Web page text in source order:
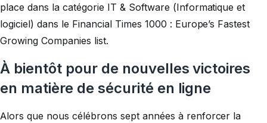
place dans la catégorie IT & Software (Informatique et
logiciel) dans le Financial Times 1000 : Europe’s Fastest
Growing Companies list.
À bientôt pour de nouvelles victoires
en matière de sécurité en ligne
Alors que nous célébrons sept années à renforcer la